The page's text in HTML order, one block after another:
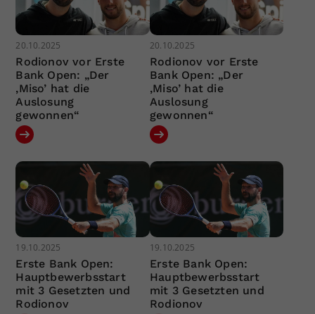
20.10.2025
Rodionov vor Erste
Bank Open: „Der
‚Miso’ hat die
Auslosung
gewonnen“
20.10.2025
Rodionov vor Erste
Bank Open: „Der
‚Miso’ hat die
Auslosung
gewonnen“
19.10.2025
Erste Bank Open:
Hauptbewerbsstart
mit 3 Gesetzten und
Rodionov
19.10.2025
Erste Bank Open:
Hauptbewerbsstart
mit 3 Gesetzten und
Rodionov